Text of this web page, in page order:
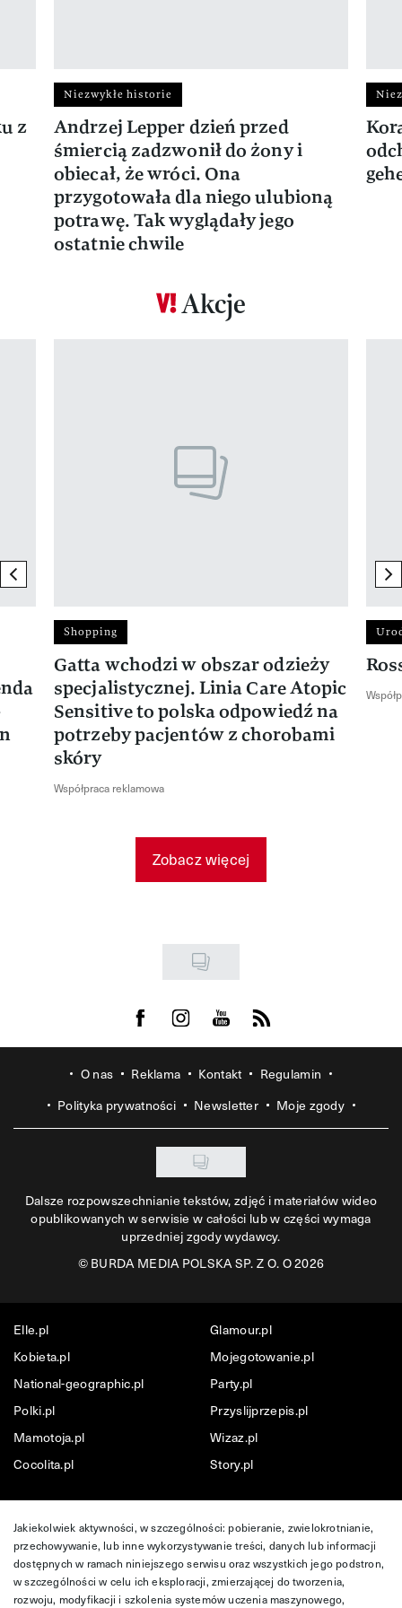
z
Niezwykłe historie
Andrzej Lepper dzień przed
śmiercią zadzwonił do żony i
obiecał, że wróci. Ona
przygotowała dla niego ulubioną
potrawę. Tak wyglądały jego
ostatnie chwile
Akcje
previous element
Shopping
Gatta wchodzi w obszar odzieży
specjalistycznej. Linia Care Atopic
Sensitive to polska odpowiedź na
potrzeby pacjentów z chorobami
skóry
Współpraca reklamowa
Zobacz więcej
Visit us on Facebook
Visit us on Instagram
Visit us on Youtube
Visit us on Rss
O nas Reklama Kontakt
Regulamin
Polityka prywatności
Newsletter Moje zgody
Dalsze rozpowszechnianie tekstów, zdjęć i materiałów wideo
opublikowanych w serwisie w całości lub w części wymaga
uprzedniej zgody wydawcy.
©BURDA MEDIA POLSKA SP. Z O. O 2026
Elle.pl
Glamour.pl
Kobieta.pl
Mojegotowanie.pl
National-geographic.pl
Party.pl
Polki.pl
Przyslijprzepis.pl
Mamotoja.pl
Wizaz.pl
Cocolita.pl
Story.pl
Jakiekolwiek aktywności, w szczególności: pobieranie, zwielokrotnianie,
przechowywanie, lub inne wykorzystywanie treści, danych lub informacji
dostępnych w ramach niniejszego serwisu oraz wszystkich jego podstron,
w szczególności w celu ich eksploracji, zmierzającej do tworzenia,
rozwoju, modyfikacji i szkolenia systemów uczenia maszynowego,